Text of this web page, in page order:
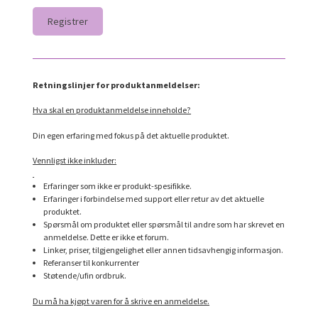
Retningslinjer for produktanmeldelser:
Hva skal en produktanmeldelse inneholde?
Din egen erfaring med fokus på det aktuelle produktet.
Vennligst ikke inkluder:
Erfaringer som ikke er produkt-spesifikke.
Erfaringer i forbindelse med support eller retur av det aktuelle
produktet.
Spørsmål om produktet eller spørsmål til andre som har skrevet en
anmeldelse. Dette er ikke et forum.
Linker, priser, tilgjengelighet eller annen tidsavhengig informasjon.
Referanser til konkurrenter
Støtende/ufin ordbruk.
Du må ha kjøpt varen for å skrive en anmeldelse.